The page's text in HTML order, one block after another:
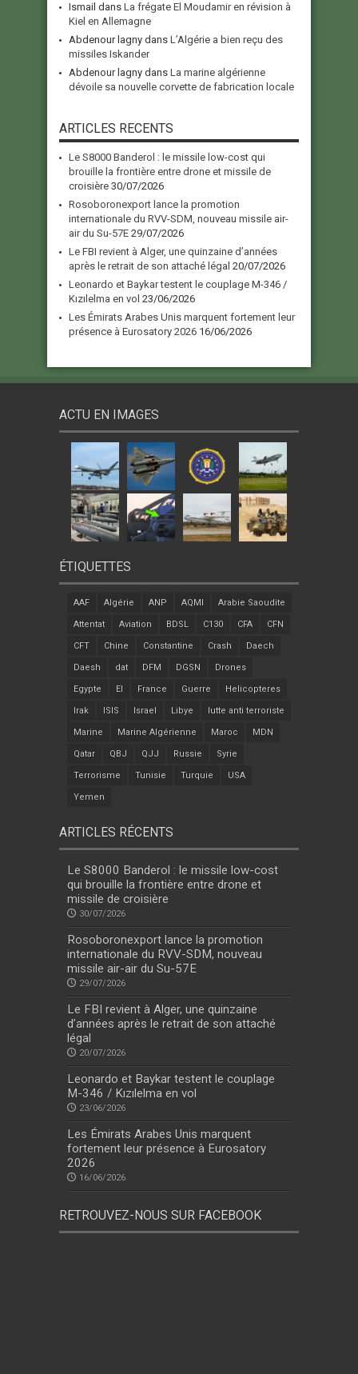
Ismail dans La frégate El Moudamir en révision à
Kiel en Allemagne
Abdenour lagny dans L’Algérie a bien reçu des
missiles Iskander
Abdenour lagny dans La marine algérienne
dévoile sa nouvelle corvette de fabrication locale
ARTICLES RECENTS
Le S8000 Banderol : le missile low-cost qui
brouille la frontière entre drone et missile de
croisière 30/07/2026
Rosoboronexport lance la promotion
internationale du RVV-SDM, nouveau missile air-
air du Su-57E 29/07/2026
Le FBI revient à Alger, une quinzaine d’années
après le retrait de son attaché légal 20/07/2026
Leonardo et Baykar testent le couplage M-346 /
Kızılelma en vol 23/06/2026
Les Émirats Arabes Unis marquent fortement leur
présence à Eurosatory 2026 16/06/2026
ACTU EN IMAGES
ÉTIQUETTES
AAF Algérie ANP AQMI Arabie Saoudite
Attentat Aviation BDSL C130 CFA CFN
CFT Chine Constantine Crash Daech
Daesh dat DFM DGSN Drones
Egypte EI France Guerre Helicopteres
Irak ISIS Israel Libye lutte anti terroriste
Marine Marine Algérienne Maroc MDN
Qatar QBJ QJJ Russie Syrie
Terrorisme Tunisie Turquie USA
Yemen
ARTICLES RÉCENTS
Le S8000 Banderol : le missile low-cost
qui brouille la frontière entre drone et
missile de croisière
30/07/2026
Rosoboronexport lance la promotion
internationale du RVV-SDM, nouveau
missile air-air du Su-57E
29/07/2026
Le FBI revient à Alger, une quinzaine
d’années après le retrait de son attaché
légal
20/07/2026
Leonardo et Baykar testent le couplage
M-346 / Kızılelma en vol
23/06/2026
Les Émirats Arabes Unis marquent
fortement leur présence à Eurosatory
2026
16/06/2026
RETROUVEZ-NOUS SUR FACEBOOK